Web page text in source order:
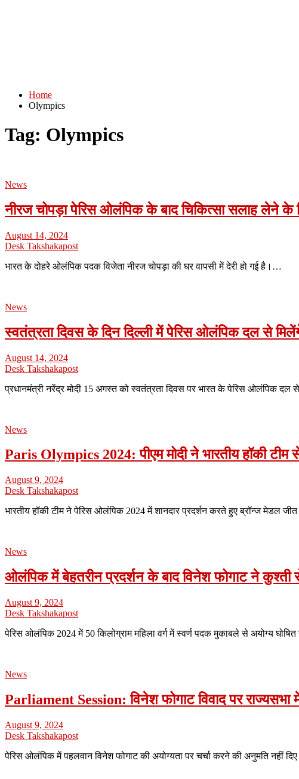
Home
Olympics
Tag: Olympics
News
नीरज चोपड़ा पेरिस ओलंपिक के बाद चिकित्सा सलाह लेने के
August 14, 2024
Desk Takshakapost
भारत के दोहरे ओलंपिक पदक विजेता नीरज चोपड़ा की घर वापसी में देरी हो गई है।…
News
स्वतंत्रता दिवस के दिन दिल्ली में पेरिस ओलंपिक दल से मिलेंगे
August 14, 2024
Desk Takshakapost
प्रधानमंत्री नरेंद्र मोदी 15 अगस्त को स्वतंत्रता दिवस पर भारत के पेरिस ओलंपिक दल
News
Paris Olympics 2024: पीएम मोदी ने भारतीय हॉकी
August 9, 2024
Desk Takshakapost
भारतीय हॉकी टीम ने पेरिस ओलंपिक 2024 में शानदार प्रदर्शन करते हुए ब्रॉन्ज मेडल
News
ओलंपिक में बेहतरीन प्रदर्शन के बाद विनेश फोगाट ने कुश्ती
August 9, 2024
Desk Takshakapost
पेरिस ओलंपिक 2024 में 50 किलोग्राम महिला वर्ग में स्वर्ण पदक मुकाबले से अयोग्य
News
Parliament Session: विनेश फोगाट विवाद पर राज्यसभा
August 9, 2024
Desk Takshakapost
पेरिस ओलंपिक में पहलवान विनेश फोगाट की अयोग्यता पर चर्चा करने की अनुमति नहीं